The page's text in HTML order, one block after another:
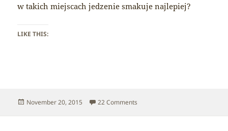
w takich miejscach jedzenie smakuje najlepiej?
LIKE THIS:
Posted
November 20, 2015 22 Comments